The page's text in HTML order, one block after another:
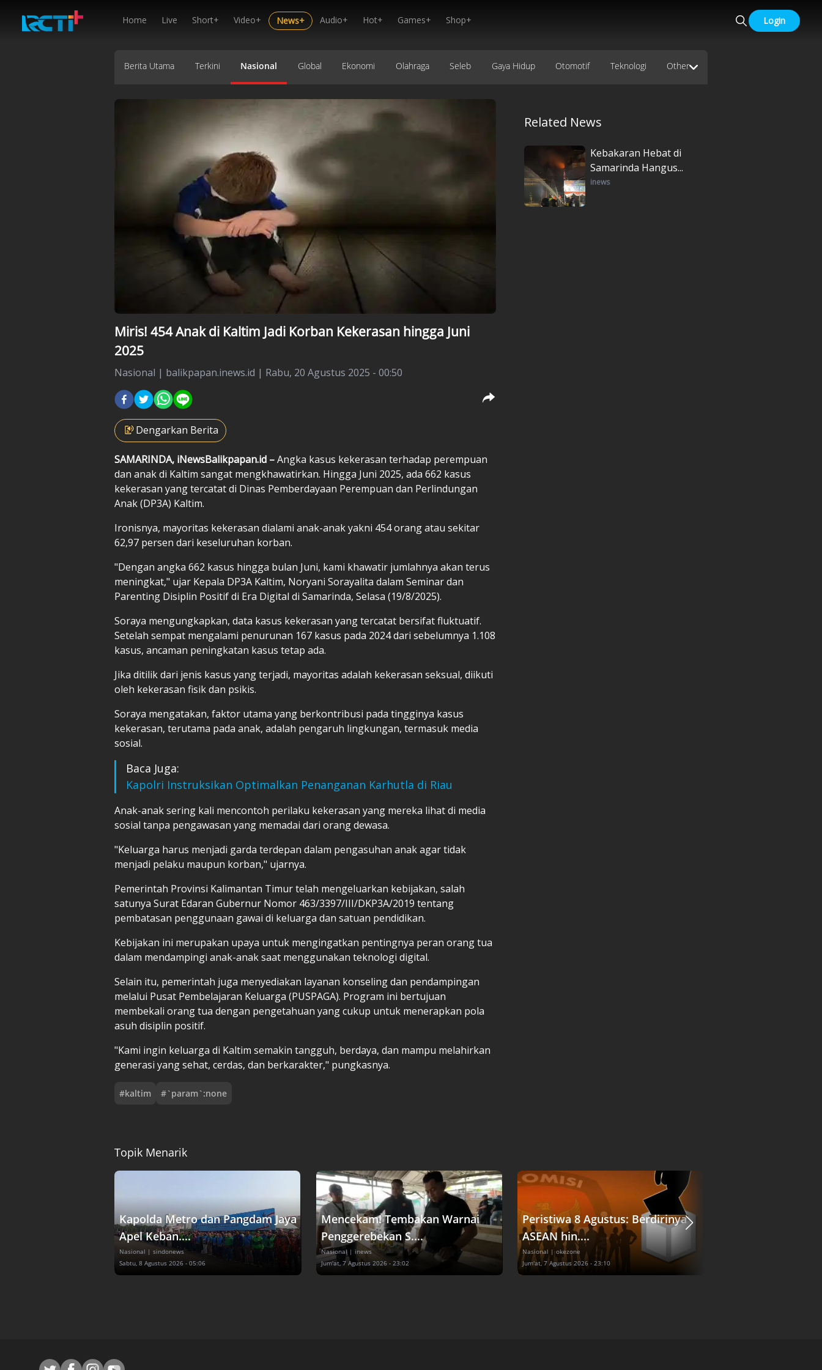
Home Live Short+ Video+ News+ Audio+ Hot+ Games+ Shop+ Login
Berita Utama Terkini Nasional Global Ekonomi Olahraga Seleb Gaya Hidup Otomotif Teknologi Other
Miris! 454 Anak di Kaltim Jadi Korban Kekerasan hingga Juni
2025
Nasional | balikpapan.inews.id | Rabu, 20 Agustus 2025 - 00:50
Dengarkan Berita
SAMARINDA, iNewsBalikpapan.id –Angka kasus kekerasan terhadap perempuan
dan anak di Kaltim sangat mengkhawatirkan. Hingga Juni 2025, ada 662 kasus
kekerasan yang tercatat di Dinas Pemberdayaan Perempuan dan Perlindungan
Anak (DP3A) Kaltim.
Ironisnya, mayoritas kekerasan dialami anak-anak yakni 454 orang atau sekitar
62,97 persen dari keseluruhan korban.
"Dengan angka 662 kasus hingga bulan Juni, kami khawatir jumlahnya akan terus
meningkat," ujar Kepala DP3A Kaltim, Noryani Sorayalita dalam Seminar dan
Parenting Disiplin Positif di Era Digital di Samarinda, Selasa (19/8/2025).
Soraya mengungkapkan, data kasus kekerasan yang tercatat bersifat fluktuatif.
Setelah sempat mengalami penurunan 167 kasus pada 2024 dari sebelumnya 1.108
kasus, ancaman peningkatan kasus tetap ada.
Jika ditilik dari jenis kasus yang terjadi, mayoritas adalah kekerasan seksual, diikuti
oleh kekerasan fisik dan psikis.
Soraya mengatakan, faktor utama yang berkontribusi pada tingginya kasus
kekerasan, terutama pada anak, adalah pengaruh lingkungan, termasuk media
sosial.
Baca Juga:
Kapolri Instruksikan Optimalkan Penanganan Karhutla di Riau
Anak-anak sering kali mencontoh perilaku kekerasan yang mereka lihat di media
sosial tanpa pengawasan yang memadai dari orang dewasa.
"Keluarga harus menjadi garda terdepan dalam pengasuhan anak agar tidak
menjadi pelaku maupun korban," ujarnya.
Pemerintah Provinsi Kalimantan Timur telah mengeluarkan kebijakan, salah
satunya Surat Edaran Gubernur Nomor 463/3397/III/DKP3A/2019 tentang
pembatasan penggunaan gawai di keluarga dan satuan pendidikan.
Kebijakan ini merupakan upaya untuk mengingatkan pentingnya peran orang tua
dalam mendampingi anak-anak saat menggunakan teknologi digital.
Selain itu, pemerintah juga menyediakan layanan konseling dan pendampingan
melalui Pusat Pembelajaran Keluarga (PUSPAGA). Program ini bertujuan
membekali orang tua dengan pengetahuan yang cukup untuk menerapkan pola
asuh disiplin positif.
"Kami ingin keluarga di Kaltim semakin tangguh, berdaya, dan mampu melahirkan
generasi yang sehat, cerdas, dan berkarakter," pungkasnya.
#kaltim #`param`:none
Related News
Kebakaran Hebat di
Samarinda Hangus...
inews
Topik Menarik
Kapolda Metro dan Pangdam Jaya
Apel Keban....
Nasional | sindonews
Sabtu, 8 Agustus 2026 - 05:06
Mencekam! Tembakan Warnai
Penggerebekan S....
Nasional | inews
Jum'at, 7 Agustus 2026 - 23:02
Peristiwa 8 Agustus: Berdirinya
ASEAN hin....
Nasional | okezone
Jum'at, 7 Agustus 2026 - 23:10